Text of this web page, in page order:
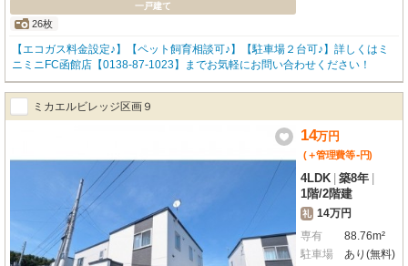
一戸建て
26枚
【エコガス料金設定♪】【ペット飼育相談可♪】【駐車場２台可♪】詳しくはミ
ニミニFC函館店【0138-87-1023】までお気軽にお問い合わせください！
ミカエルビレッジ区画９
14万円
(＋管理費等-円)
4LDK 築8年
1階/2階建
礼 14万円
専有
88.76m²
駐車場
あり(無料)